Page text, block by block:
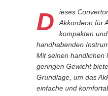
Dieses Convertor Modell ist das ideale
Akkordeon für
kompakten
handhabenden
Mit seinen handlichen
geringen Gewicht
Grundlage, um das
einfache und